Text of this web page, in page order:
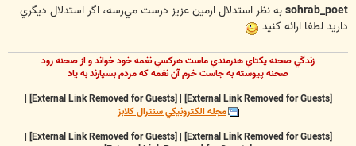
ت
sohrab_poetبه نظر استدلال ارمين عزيز درست مي‌رسه، اگر استدلال ديگري
داريد لطفا ارائه کنيد
زندگي صحنه يکتاي هنرمندي ماست هرکسي نغمه خود خواند و از صحنه رود
صحنه پيوسته به جاست خرم آن نغمه که مردم بسپارند به ياد
|
|
مجله الکترونيکي سنترال کلابز
|
|